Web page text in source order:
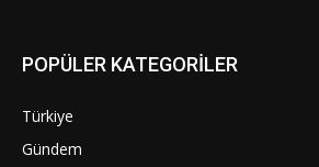
POPÜLER KATEGORİLER
Türkiye
Gündem